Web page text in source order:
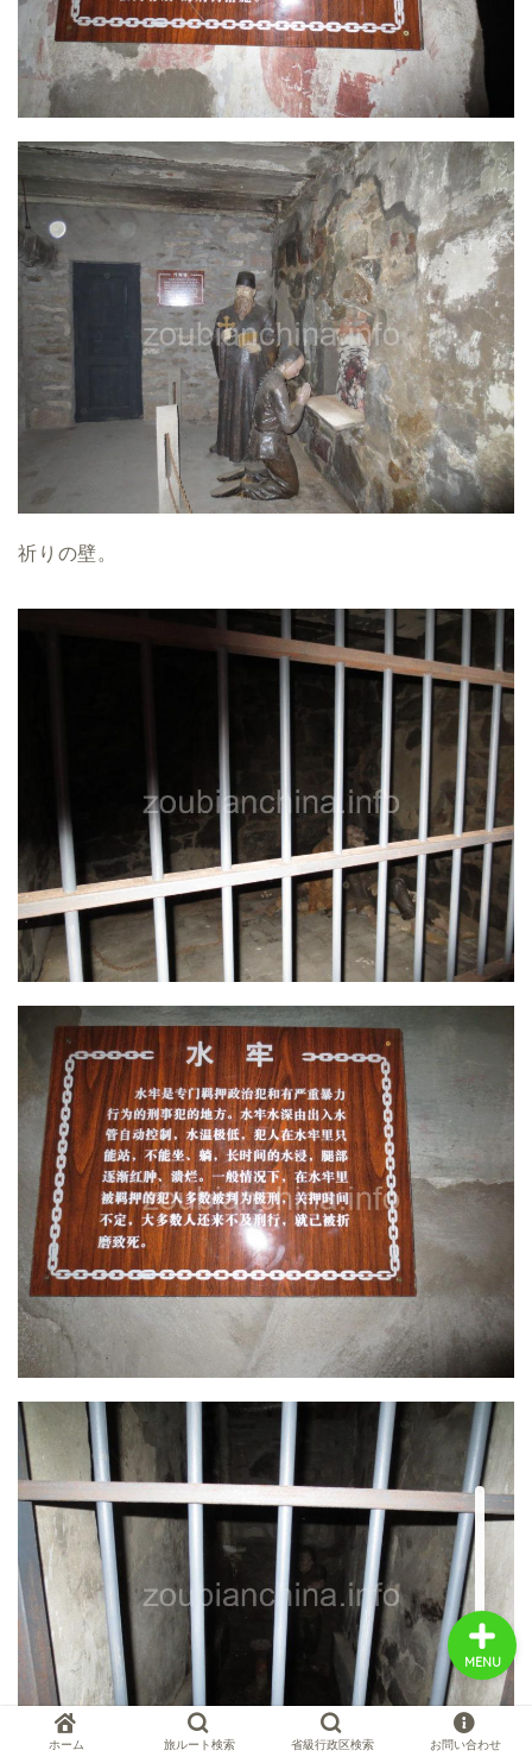
祈りの壁。
ホーム 旅ルート検索 省級行政区検索 お問い合わせ
MENU
中国お薦め観光地
中国旅行の情報案内
中国麺ランキング